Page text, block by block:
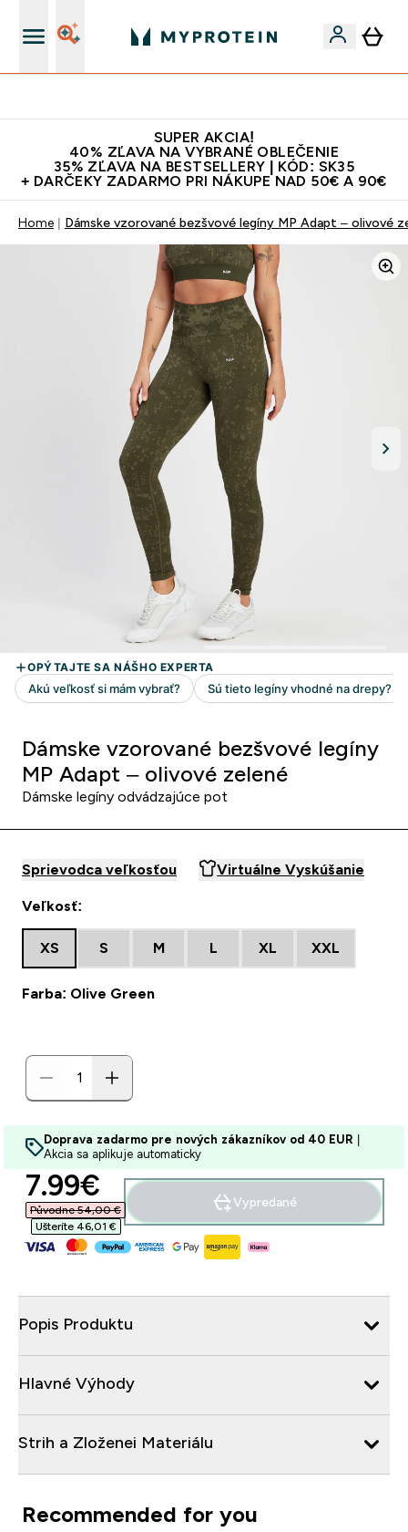
SUPER AKCIA!
40% ZĽAVA NA VYBRANÉ OBLEČENIE
35% ZĽAVA NA BESTSELLERY | KÓD: SK35
+ DARČEKY ZADARMO PRI NÁKUPE NAD 50€ A 90€
Home Dámske vzorované bezšvové legíny MP Adapt – olivové
Dámske vzorované bezšvové legíny
MP Adapt – olivové zelené
Dámske legíny odvádzajúce pot
Sprievodca veľkosťou Virtuálne Vyskúšanie
Veľkosť:
XS S M L XL XXL
Farba: Olive Green
Doprava zadarmo pre nových zákazníkov od 40 EUR
Akcia sa aplikuje automaticky
discounted price
7.99€‎
Původne 54,00 €‎
Ušteríte 46,01 €‎
Vypredané
Popis Produktu
Hlavné Výhody
Strih a Zloženei Materiálu
Recommended for you